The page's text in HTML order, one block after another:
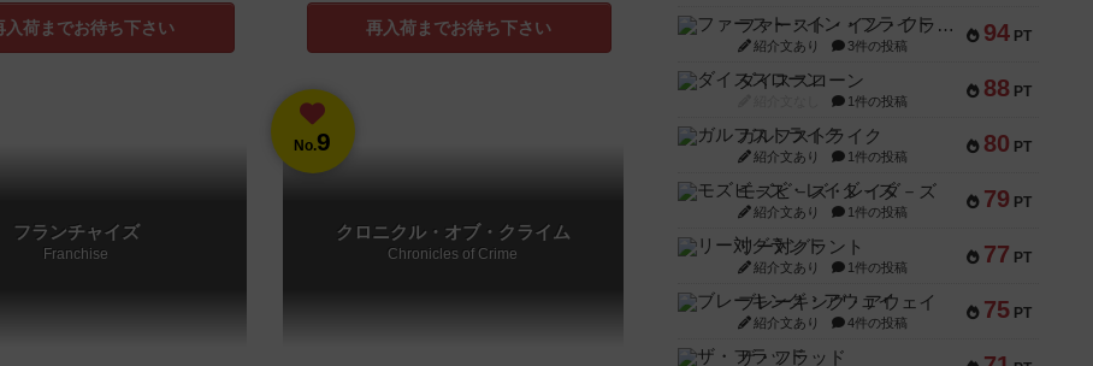
入荷までお待ち下さい 再入荷までお待ち下さい
フランチャイズ
Franchise
No.9
クロニクル・オブ・クライム
Chronicles of Crime
94 PT
ファースト・イン・フライト
紹介文あり 3件の投稿
88 PT
ダイススローン
1件の投稿
80 PT
ガルフストライク
紹介文あり 1件の投稿
79 PT
モズビ－ズ・レイダ－ズ
紹介文あり 1件の投稿
77 PT
リー対グラント
紹介文あり 1件の投稿
75 PT
ブレーキング・アウェイ
紹介文あり 4件の投稿
ザ・フラッド